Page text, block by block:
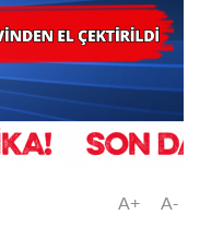
A+ A-